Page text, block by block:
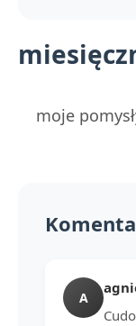
moje
A